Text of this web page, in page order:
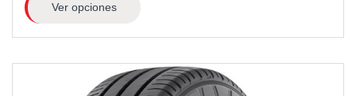
Ver opciones